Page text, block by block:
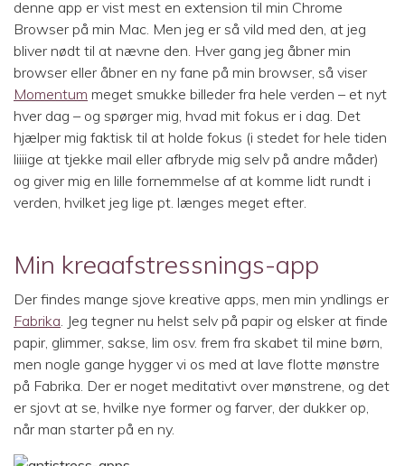
denne app er vist mest en extension til min Chrome
Browser på min Mac. Men jeg er så vild med den, at jeg
bliver nødt til at nævne den. Hver gang jeg åbner min
browser eller åbner en ny fane på min browser, så viser
Momentum meget smukke billeder fra hele verden – et nyt
hver dag – og spørger mig, hvad mit fokus er i dag. Det
hjælper mig faktisk til at holde fokus (i stedet for hele tiden
liiiige at tjekke mail eller afbryde mig selv på andre måder)
og giver mig en lille fornemmelse af at komme lidt rundt i
verden, hvilket jeg lige pt. længes meget efter.
Min kreaafstressnings-app
Der findes mange sjove kreative apps, men min yndlings er
Fabrika. Jeg tegner nu helst selv på papir og elsker at finde
papir, glimmer, sakse, lim osv. frem fra skabet til mine børn,
men nogle gange hygger vi os med at lave flotte mønstre
på Fabrika. Der er noget meditativt over mønstrene, og det
er sjovt at se, hvilke nye former og farver, der dukker op,
når man starter på en ny.